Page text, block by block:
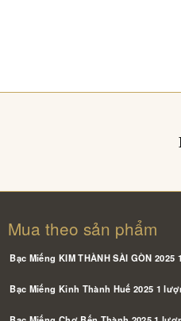
Mua theo sản phẩm
Bạc Miếng KIM THÀNH SÀI GÒN 2025
Bạc Miếng Kinh Thành Huế 2025 1